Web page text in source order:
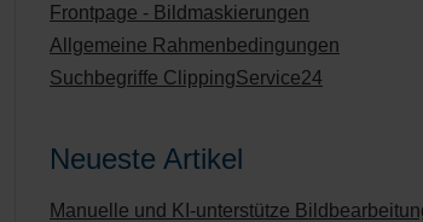
Frontpage - Bildmaskierungen
Allgemeine Rahmenbedingungen
Suchbegriffe ClippingService24
Neueste Artikel
Manuelle und KI-unterstütze